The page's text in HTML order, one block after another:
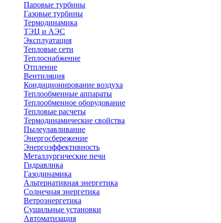
Паровые турбины
Газовые турбины
Термодинамика
ТЭЦ и АЭС
Эксплуатация
Тепловые сети
Теплоснабжение
Отпление
Вентиляция
Кондиционирование воздуха
Теплообменные аппараты
Теплообменное оборудование
Тепловые расчеты
Термодинамические свойства
Пылеулавливание
Энергосбережение
Энергоэффективность
Металлургические печи
Гидравлика
Газодинамика
Альтернативная энергетика
Солнечная энергетика
Ветроэнергетика
Сушильные установки
Автоматизация